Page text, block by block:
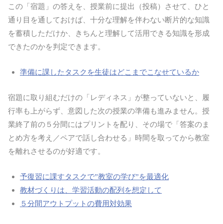
この「宿題」の答えを、授業前に提出（投稿）させて、ひと
通り目を通しておけば、十分な理解を伴わない断片的な知識
を蓄積しただけか、きちんと理解して活用できる知識を形成
できたのかを判定できます。
準備に課したタスクを生徒はどこまでこなせているか
宿題に取り組むだけの「レディネス」が整っていないと、履
行率も上がらず、意図した次の授業の準備も進みません。授
業終了前の５分間にはプリントを配り、その場で「答案のま
とめ方を考え／ペアで話し合わせる」時間を取ってから教室
を離れさせるのが好適です。
予復習に課すタスクで”教室の学び”を最適化
教材づくりは、学習活動の配列を想定して
５分間アウトプットの費用対効果